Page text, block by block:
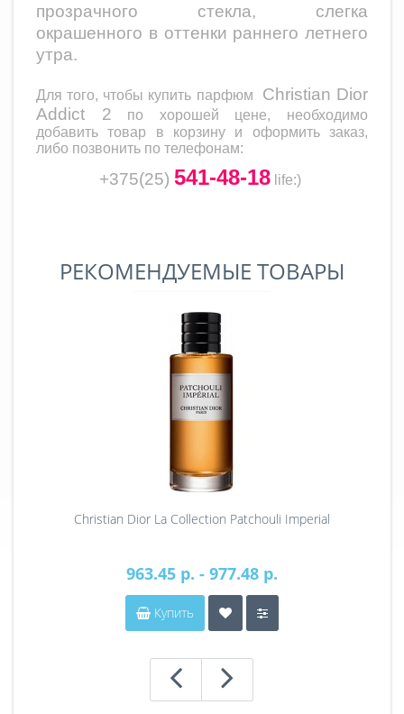
прозрачного стекла, слегка
окрашенного в оттенки раннего летнего
утра.
Для того, чтобы купить парфюм Christian Dior
Addict 2 по хорошей цене, необходимо
добавить товар в корзину и оформить заказ,
либо позвонить по телефонам:
+375(25) 541-48-18 life:)
РЕКОМЕНДУЕМЫЕ ТОВАРЫ
Christian Dior La Collection Patchouli Imperial
963.45 р. - 977.48 р.
Купить